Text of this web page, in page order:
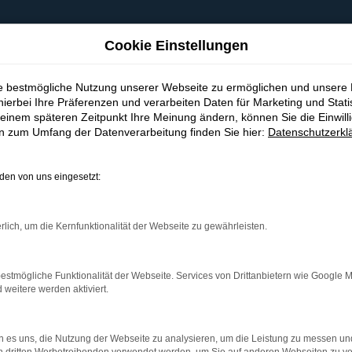
bestimmter Seiten verhindern. Funktioniert die Seite in
beheben.
auf dem neuesten Stand sind.
kann auch dazu führen, dass bestimmte Funktionen
Cookie Einstellungen
bestmögliche Nutzung unserer Webseite zu ermöglichen und
Ihre Präferenzen und verarbeiten Daten für Marketing und
späteren Zeitpunkt Ihre Meinung ändern, können Sie die
zum Umfang der Datenverarbeitung finden Sie hier:
von uns eingesetzt:
um die Kernfunktionalität der Webseite zu gewährleisten.
Funktionalität der Webseite. Services von Drittanbietern wie Google
weitere werden aktiviert.
es uns, die Nutzung der Webseite zu analysieren, um die Leistung zu messen